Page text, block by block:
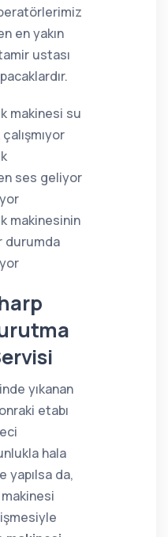
en yakın
ustası
makinesi su
ses geliyor
makinesinin
durumda
yıkanan
etabı
hala
yapılsa da,